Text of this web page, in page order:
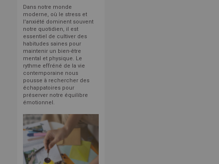
Dans notre monde
moderne, où le stress et
l'anxiété dominent souvent
notre quotidien, il est
essentiel de cultiver des
habitudes saines pour
maintenir un bien-être
mental et physique. Le
rythme effréné de la vie
contemporaine nous
pousse à rechercher des
échappatoires pour
préserver notre équilibre
émotionnel.